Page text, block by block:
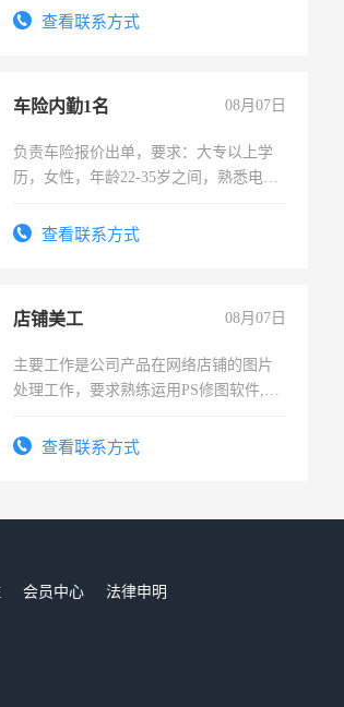
太太等。查看联系方式
车险内勤1名 08月07日
负责车险报价出单，要求：大专以上学
历，女性，年龄22-35岁之间，熟悉电脑
试用期1-3个月，转正后交纳五险，
查看联系方式
店铺美工 08月07日
主要工作是公司产品在网络店铺的图片
处理工作，要求熟练运用PS修图软件,工
查看联系方式
会员中心
法律申明